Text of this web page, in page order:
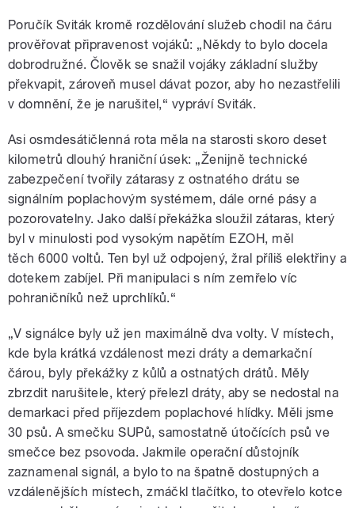
Poručík Sviták kromě rozdělování služeb chodil na čáru
prověřovat připravenost vojáků: „Někdy to bylo docela
dobrodružné. Člověk se snažil vojáky základní služby
překvapit, zároveň musel dávat pozor, aby ho nezastřelili
v domnění, že je narušitel,“ vypráví Sviták.
Asi osmdesátičlenná rota měla na starosti skoro deset
kilometrů dlouhý hraniční úsek: „Ženijně technické
zabezpečení tvořily zátarasy z ostnatého drátu se
signálním poplachovým systémem, dále orné pásy a
pozorovatelny. Jako další překážka sloužil zátaras, který
byl v minulosti pod vysokým napětím EZOH, měl
těch 6000 voltů. Ten byl už odpojený, žral příliš elektřiny a
dotekem zabíjel. Při manipulaci s ním zemřelo víc
pohraničníků než uprchlíků.“
„V signálce byly už jen maximálně dva volty. V místech,
kde byla krátká vzdálenost mezi dráty a demarkační
čárou, byly překážky z kůlů a ostnatých drátů. Měly
zbrzdit narušitele, který přelezl dráty, aby se nedostal na
demarkaci před příjezdem poplachové hlídky. Měli jsme
30 psů. A smečku SUPů, samostatně útočících psů ve
smečce bez psovoda. Jakmile operační důstojník
zaznamenal signál, a bylo to na špatně dostupných a
vzdálenějších místech, zmáčkl tlačítko, to otevřelo kotce